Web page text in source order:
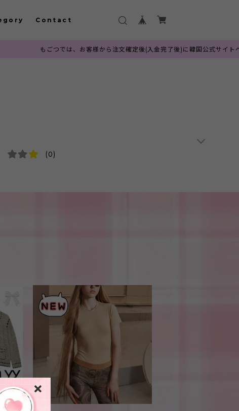
Contact
もごつでは、お客様から注文確定後(入金完了後)に韓国公式サイトへ発注を行
(0)